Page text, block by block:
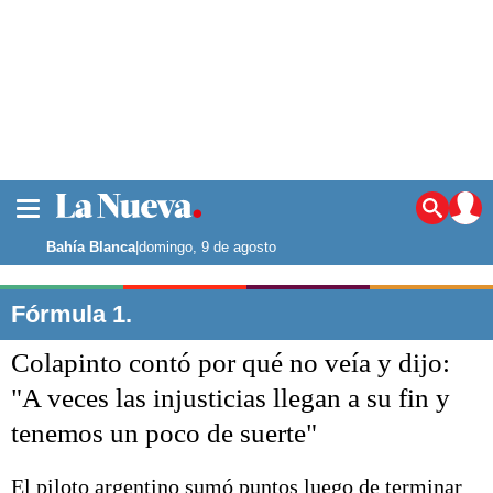
Noticias
La ciudad
Punta Alta
El mundo
Seguridad
Escenario Olímpico
Liga del Sur
Bahía Blanca|domingo, 9 de agosto
Fórmula 1.
Colapinto contó por qué no veía y dijo:
"A veces las injusticias llegan a su fin y
tenemos un poco de suerte"
El piloto argentino sumó puntos luego de terminar